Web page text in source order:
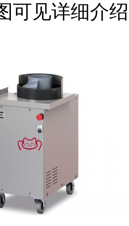
可见详细介绍